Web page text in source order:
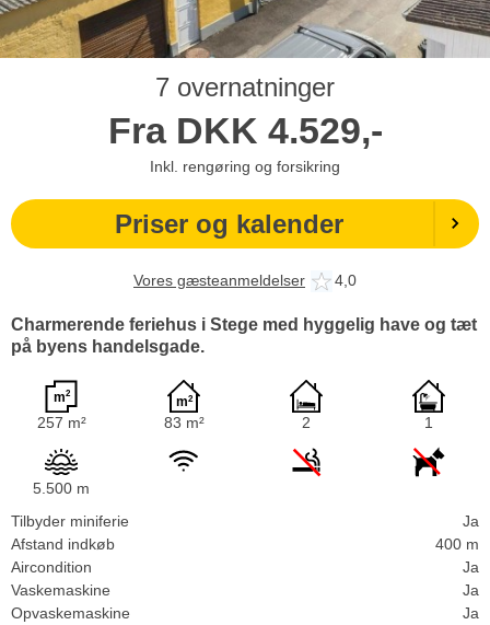
7 overnatninger
Fra DKK 4.529,-
Inkl. rengøring og forsikring
Priser og kalender
Vores gæsteanmeldelser 4,0
Charmerende feriehus i Stege med hyggelig have og tæt
på byens handelsgade.
257 m² 83 m² 2 1
5.500 m
Tilbyder miniferie
Ja
Afstand indkøb
400 m
Aircondition
Ja
Vaskemaskine
Ja
Opvaskemaskine
Ja